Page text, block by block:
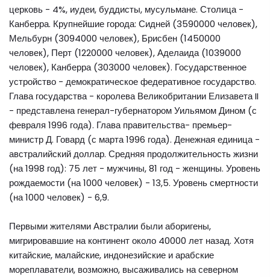
церковь - 4%, иудеи, буддисты, мусульмане. Столица -
Канберра. Крупнейшие города: Сидней (3590000 человек),
Мельбурн (3094000 человек), Брисбен (1450000
человек), Перт (1220000 человек), Аделаида (1039000
человек), Канберра (303000 человек). Государственное
устройство - демократическое федеративное государство.
Глава государства - королева Великобритании Елизавета II
- представлена генерал-губернатором Уильямом Дином (с
февраля 1996 года). Глава правительства- премьер-
министр Д. Говард (с марта 1996 года). Денежная единица -
австралийский доллар. Средняя продолжительность жизни
(на 1998 год): 75 лет - мужчины, 81 год - женщины. Уровень
рождаемости (на 1000 человек) - 13,5. Уровень смертности
(на 1000 человек) - 6,9.
Первыми жителями Австралии были аборигены,
мигрировавшие на континент около 40000 лет назад. Хотя
китайские, малайские, индонезийские и арабские
мореплаватели, возможно, высаживались на северном